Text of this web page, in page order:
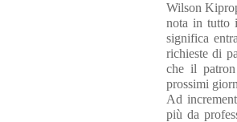
Wilson
nota in tutto
significa
richieste di
che il patron
prossimi
Ad
più da